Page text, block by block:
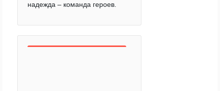
надежда – команда героев.